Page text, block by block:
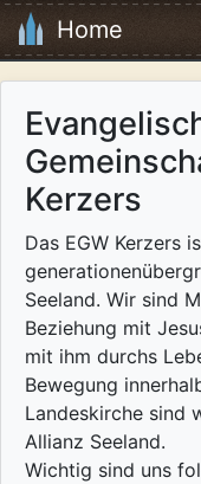
Home
Kerzers
Das EGW Kerzers
Seeland. Wir sind
Beziehung mit
mit ihm durchs
Bewegung
Landeskirche sind
Allianz Seeland.
Wichtig sind uns